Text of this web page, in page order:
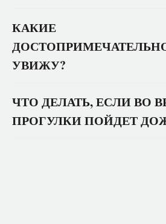
КАКИЕ
УВИЖУ?
ЧТО ДЕЛАТЬ, ЕСЛИ ВО
ПРОГУЛКИ ПОЙДЕТ